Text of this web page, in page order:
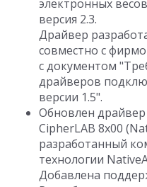
электронных
версия 2.3.
Драйвер
совместно с
с документом
драйверов
версии 1.5".
Обновлен
CipherLAB 8x00
разработанный
технологии
Добавлена